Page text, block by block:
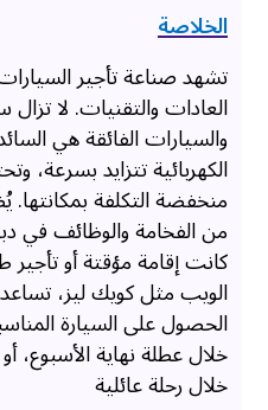
الخلاصة
تشهد صناعة تأجير
العادات والتقنيات. لا تزال
والسيارات الفائقة هي
الكهربائية تتزايد بسرعة،
منخفضة التكلفة بمكانتها.
من الفخامة والوظائف في
كانت إقامة مؤقتة أو
الويب مثل كويك ليز،
الحصول على السيارة
خلال عطلة نهاية الأسبوع،
خلال رحلة عائلية